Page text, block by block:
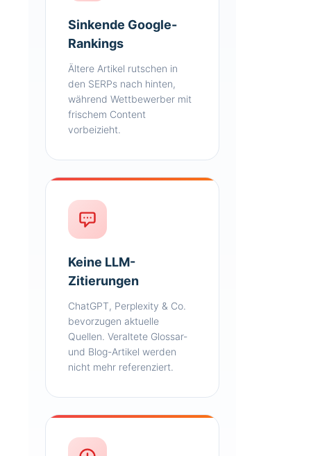
Sinkende Google-
Rankings
Ältere Artikel rutschen in
den SERPs nach hinten,
während Wettbewerber mit
frischem Content
vorbeizieht.
Keine LLM-
Zitierungen
ChatGPT, Perplexity & Co.
bevorzugen aktuelle
Quellen. Veraltete Glossar-
und Blog-Artikel werden
nicht mehr referenziert.